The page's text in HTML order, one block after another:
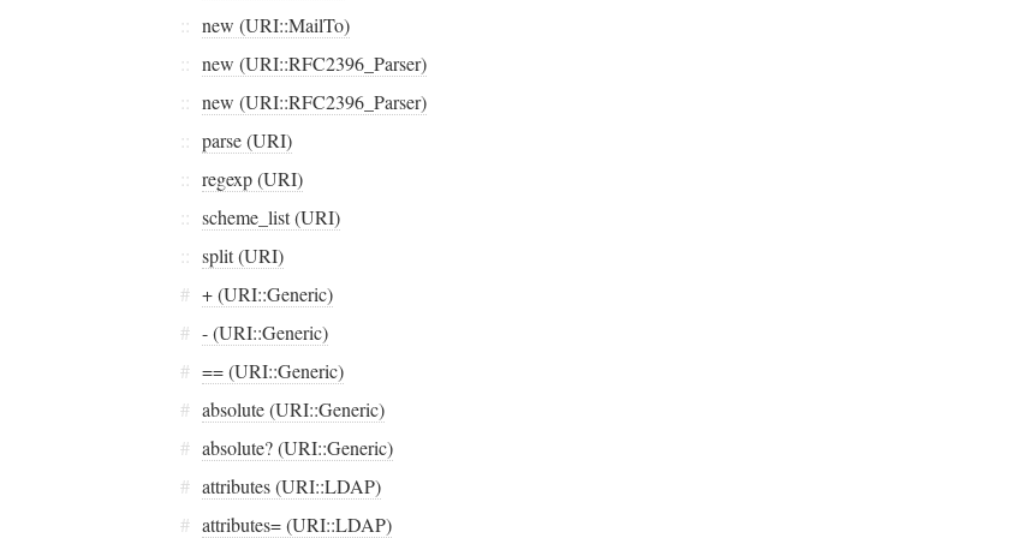
:: new (URI::MailTo)
:: new (URI::RFC2396_Parser)
:: new (URI::RFC2396_Parser)
:: parse (URI)
:: regexp (URI)
:: scheme_list (URI)
:: split (URI)
# + (URI::Generic)
# - (URI::Generic)
# == (URI::Generic)
# absolute (URI::Generic)
# absolute? (URI::Generic)
# attributes (URI::LDAP)
# attributes= (URI::LDAP)